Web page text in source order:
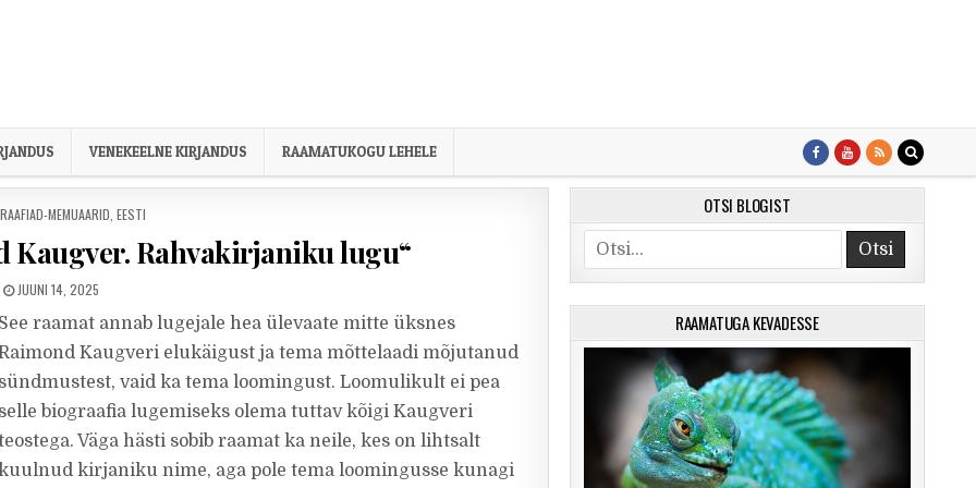
VENEKEELNE KIRJANDUS RAAMATUKOGU LEHELE
IN MEMUAARID ,EESTI
Kaugver. Rahvakirjaniku lugu“
PUBLISHED DATE:
JUUNI 14, 2025
See raamat annab lugejale hea ülevaate mitte üksnes
Kaugveri elukäigust ja tema mõttelaadi mõjutanud
sündmustest, vaid ka tema loomingust. Loomulikult ei pea
selle biograafia lugemiseks olema tuttav kõigi Kaugveri
Väga hästi sobib raamat ka neile, kes on lihtsalt
kirjaniku nime, aga pole tema loomingusse kunagi
OTSI BLOGIST
Search for:
RAAMATUGA KEVADESSE